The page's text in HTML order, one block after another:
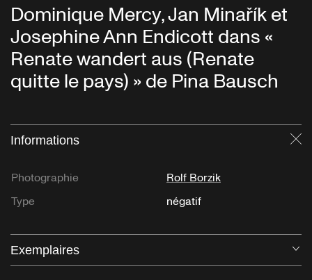
Dominique Mercy, Jan Minařík et
Josephine Ann Endicott dans «
Renate wandert aus (Renate
quitte le pays) » de Pina Bausch
Informations
Photographie
Rolf Borzik
Type
négatif
Exemplaires